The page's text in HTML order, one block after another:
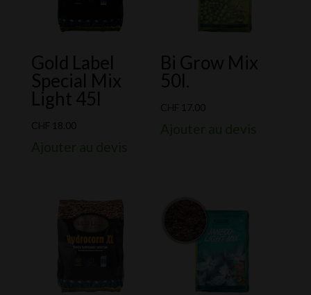
Gold Label
Special Mix
Light 45l
CHF 18.00
Bi Grow Mix
50l.
CHF 17.00